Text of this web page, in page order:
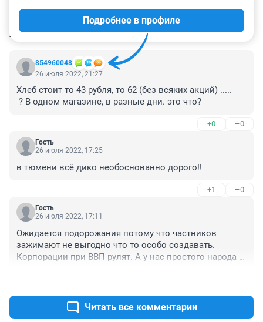
КОММЕНТАРИИ 94
854960048
Подробнее в профиле
26 июля 2022, 21:27
Хлеб стоит то 43 рубля, то 62 (без всяких акций) .....
? В одном магазине, в разные дни. это что?
+0 –0
Гость
26 июля 2022, 17:25
в тюмени всё дико необоснованно дорого!!
+1 –0
Гость
26 июля 2022, 17:11
Ожидается подорожания потому что частников
зажимают не выгодно что то особо создавать.
Корпорации при ВВП рулят. А у нас простого народа
Читать все комментарии